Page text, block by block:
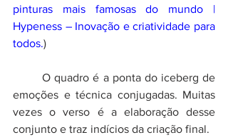
pinturas mais famosas do mundo |
Hypeness – Inovação e criatividade para
todos.)
	O quadro é a ponta do iceberg de
emoções e técnica conjugadas. Muitas
vezes o verso é a elaboração desse
conjunto e traz indícios da criação final.